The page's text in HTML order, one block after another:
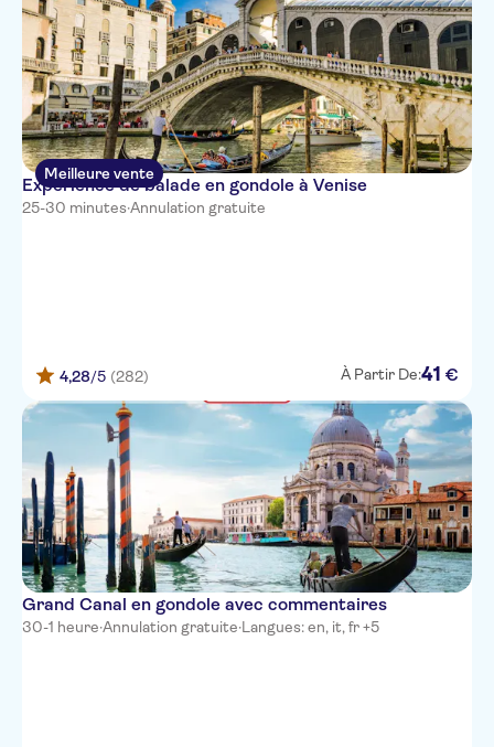
Meilleure vente
Expérience de balade en gondole à Venise
25-30 minutes·Annulation gratuite
4,28/5 (282) À Partir De:41 €
Grand Canal en gondole avec commentaires
30-1 heure·Annulation gratuite·Langues: en, it, fr +5